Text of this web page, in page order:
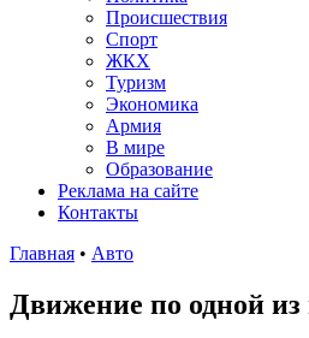
Происшествия
Спорт
ЖКХ
Туризм
Экономика
Армия
В мире
Образование
Реклама на сайте
Контакты
Главная • Авто
Движение по одной из